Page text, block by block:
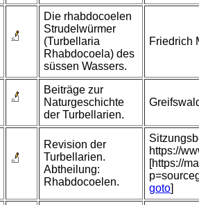
Die rhabdocoelen
Strudelwürmer
(Turbellaria
Rhabdocoela) des
süssen Wassers.
Friedrich
Beiträge zur
Naturgeschichte
der Turbellarien.
Revision der
Turbellarien.
Abtheilung:
Rhabdocoelen.
https://
[https://
goto]